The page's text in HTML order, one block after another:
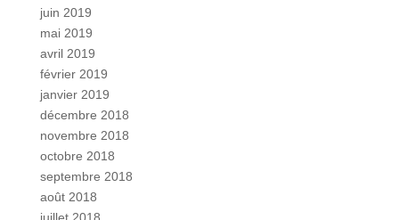
juin 2019
mai 2019
avril 2019
février 2019
janvier 2019
décembre 2018
novembre 2018
octobre 2018
septembre 2018
août 2018